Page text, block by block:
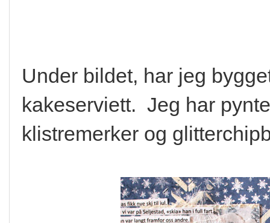
Under bildet, har jeg
kakeserviett. Jeg har
klistremerker og